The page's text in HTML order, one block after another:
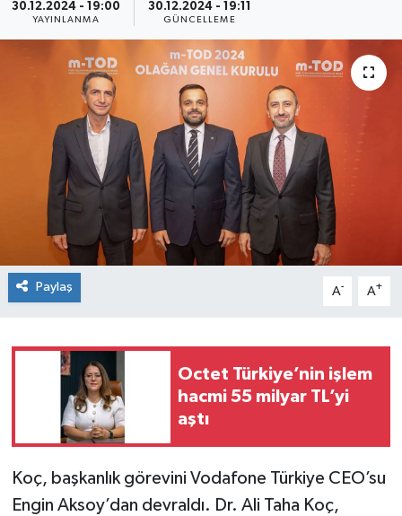
30.12.2024 - 19:00
YAYINLANMA
30.12.2024 - 19:11
GÜNCELLEME
Paylaş A- A+
Octet Türkiye’nin işlem
hacmi 55 milyar TL’yi
aştı
Koç, başkanlık görevini Vodafone Türkiye CEO’su
Engin Aksoy’dan devraldı. Dr. Ali Taha Koç,
ŞİRKET PANO
SÖYLEŞİ
ÜLKE
YAŞAM